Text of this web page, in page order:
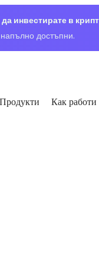
инвестирате в
достъпни.
Продукти Как работи